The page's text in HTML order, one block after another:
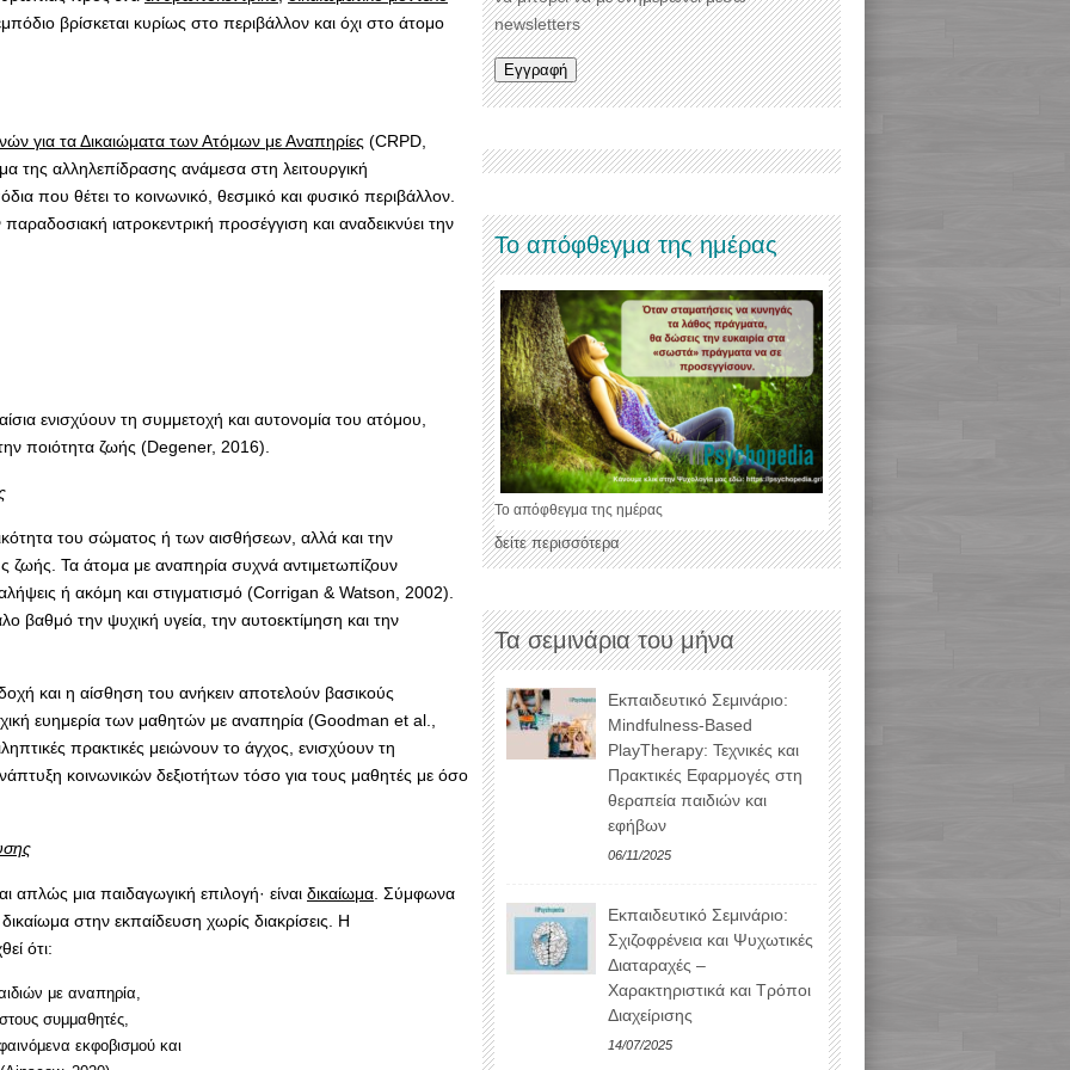
βρίσκεται κυρίως στο περιβάλλον και όχι στο άτομο
για τα Δικαιώματα των Ατόμων με Αναπηρίες (CRPD,
της αλληλεπίδρασης ανάμεσα στη λειτουργική
που θέτει το κοινωνικό, θεσμικό και φυσικό περιβάλλον.
ιατροκεντρική προσέγγιση και αναδεικνύει την
ενισχύουν τη συμμετοχή και αυτονομία του ατόμου,
ποιότητα ζωής (Degener, 2016).
του σώματος ή των αισθήσεων, αλλά και την
ζωής. Τα άτομα με αναπηρία συχνά αντιμετωπίζουν
ή ακόμη και στιγματισμό (Corrigan & Watson, 2002).
βαθμό την ψυχική υγεία, την αυτοεκτίμηση και την
και η αίσθηση του ανήκειν αποτελούν βασικούς
ευημερία των μαθητών με αναπηρία (Goodman et al.,
πρακτικές μειώνουν το άγχος, ενισχύουν τη
κοινωνικών δεξιοτήτων τόσο για τους μαθητές με όσο
απλώς μια παιδαγωγική επιλογή· είναι δικαίωμα . Σύμφωνα
στην εκπαίδευση χωρίς διακρίσεις. Η
ότι:
με αναπηρία,
συμμαθητές,
εκφοβισμού και
newsletters
Το απόφθεγμα της ημέρας
Το απόφθεγμα της ημέρας
δείτε περισσότερα
Τα σεμινάρια του μήνα
Εκπαιδευτικό Σεμινάριο:
Mindfulness-Based
PlayTherapy: Τεχνικές και
Πρακτικές Εφαρμογές στη
θεραπεία παιδιών και
εφήβων
06/11/2025
Εκπαιδευτικό Σεμινάριο:
Σχιζοφρένεια και Ψυχωτικές
Διαταραχές –
Χαρακτηριστικά και Τρόποι
Διαχείρισης
14/07/2025